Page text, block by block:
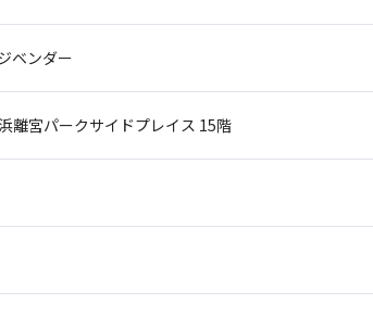
ベンダー
離宮パークサイドプレイス 15階